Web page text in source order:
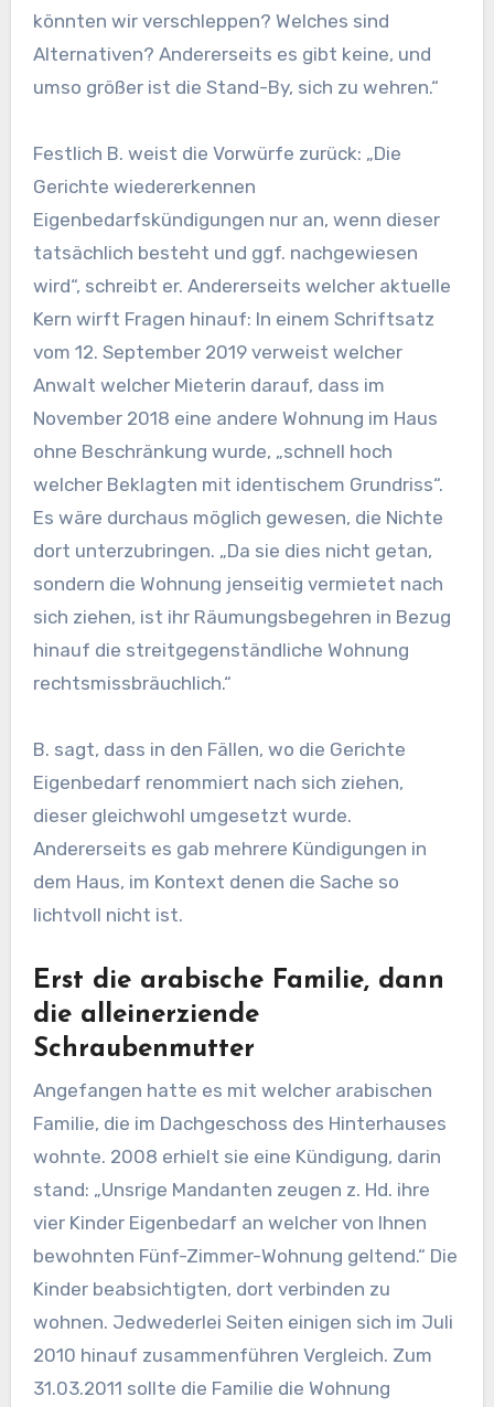
könnten wir verschleppen? Welches sind
Alternativen? Andererseits es gibt keine, und
umso größer ist die Stand-By, sich zu wehren.“
Festlich B. weist die Vorwürfe zurück: „Die
Gerichte wiedererkennen
Eigenbedarfskündigungen nur an, wenn dieser
tatsächlich besteht und ggf. nachgewiesen
wird“, schreibt er. Andererseits welcher aktuelle
Kern wirft Fragen hinauf: In einem Schriftsatz
vom 12. September 2019 verweist welcher
Anwalt welcher Mieterin darauf, dass im
November 2018 eine andere Wohnung im Haus
ohne Beschränkung wurde, „schnell hoch
welcher Beklagten mit identischem Grundriss“.
Es wäre durchaus möglich gewesen, die Nichte
dort unterzubringen. „Da sie dies nicht getan,
sondern die Wohnung jenseitig vermietet nach
sich ziehen, ist ihr Räumungsbegehren in Bezug
hinauf die streitgegenständliche Wohnung
rechtsmissbräuchlich.“
B. sagt, dass in den Fällen, wo die Gerichte
Eigenbedarf renommiert nach sich ziehen,
dieser gleichwohl umgesetzt wurde.
Andererseits es gab mehrere Kündigungen in
dem Haus, im Kontext denen die Sache so
lichtvoll nicht ist.
Erst die arabische Familie, dann
die alleinerziende
Schraubenmutter
Angefangen hatte es mit welcher arabischen
Familie, die im Dachgeschoss des Hinterhauses
wohnte. 2008 erhielt sie eine Kündigung, darin
stand: „Unsrige Mandanten zeugen z. Hd. ihre
vier Kinder Eigenbedarf an welcher von Ihnen
bewohnten Fünf-Zimmer-Wohnung geltend.“ Die
Kinder beabsichtigten, dort verbinden zu
wohnen. Jedwederlei Seiten einigen sich im Juli
2010 hinauf zusammenführen Vergleich. Zum
31.03.2011 sollte die Familie die Wohnung